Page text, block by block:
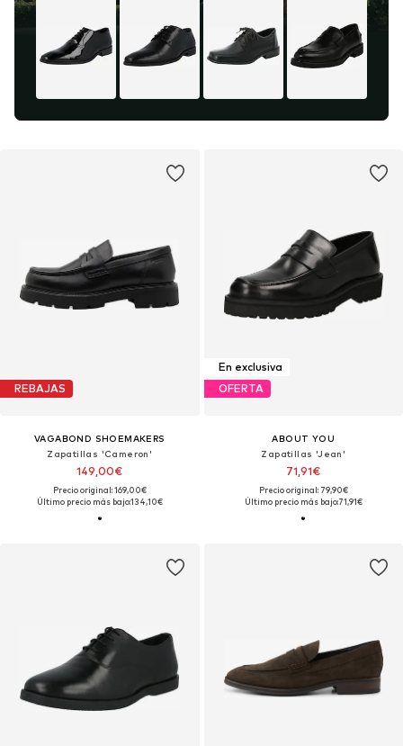
REBAJAS
VAGABOND SHOEMAKERS
Zapatillas 'Cameron'
149,00€
Precio original: 169,00€
Último precio más bajo:134,10€
En exclusiva
OFERTA
ABOUT YOU
Zapatillas 'Jean'
71,91€
Precio original: 79,90€
Último precio más bajo:71,91€